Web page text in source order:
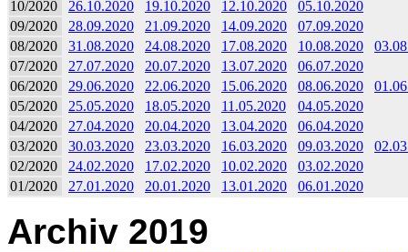
10/2020 26.10.2020 19.10.2020 12.10.2020
05.10.2020
09/2020
28.09.2020 21.09.2020 14.09.2020
07.09.2020
08/2020
31.08.2020 24.08.2020 17.08.2020 10.08.2020
07/2020
27.07.2020 20.07.2020 13.07.2020
06.07.2020
06/2020
29.06.2020 22.06.2020 15.06.2020 08.06.2020
05/2020
25.05.2020 18.05.2020 11.05.2020
04.05.2020
04/2020
27.04.2020 20.04.2020 13.04.2020
06.04.2020
03/2020
30.03.2020 23.03.2020 16.03.2020 09.03.2020
02/2020
24.02.2020 17.02.2020 10.02.2020
03.02.2020
01/2020
27.01.2020 20.01.2020 13.01.2020 06.01.2020
Archiv 2019